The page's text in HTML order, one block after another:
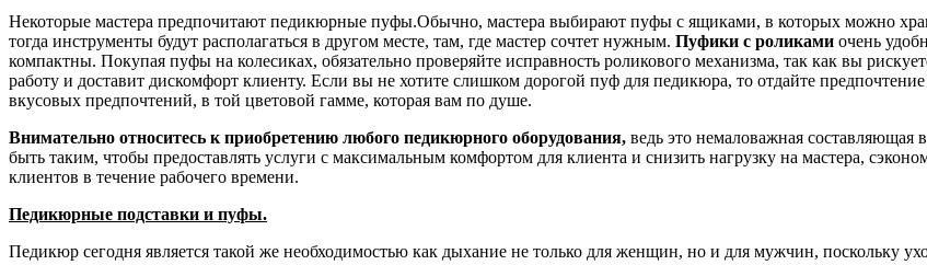
Некоторые мастера предпочитают педикюрные пуфы.Обычно, мастера выбирают пуфы с ящиками, в которых можно
тогда инструменты будут располагаться в другом месте, там, где мастер сочтет нужным. Пуфики с роликами очень
компактны. Покупая пуфы на колесиках, обязательно проверяйте исправность роликового механизма, так как вы
работу и доставит дискомфорт клиенту. Если вы не хотите слишком дорогой пуф для педикюра, то отдайте
вкусовых предпочтений, в той цветовой гамме, которая вам по душе.
Внимательно относитесь к приобретению любого педикюрного оборудования, ведь это немаловажная
быть таким, чтобы предоставлять услуги с максимальным комфортом для клиента и снизить нагрузку на мастера,
клиентов в течение рабочего времени.
Педикюрные подставки и пуфы.
Педикюр сегодня является такой же необходимостью как дыхание не только для женщин, но и для мужчин, поскольку